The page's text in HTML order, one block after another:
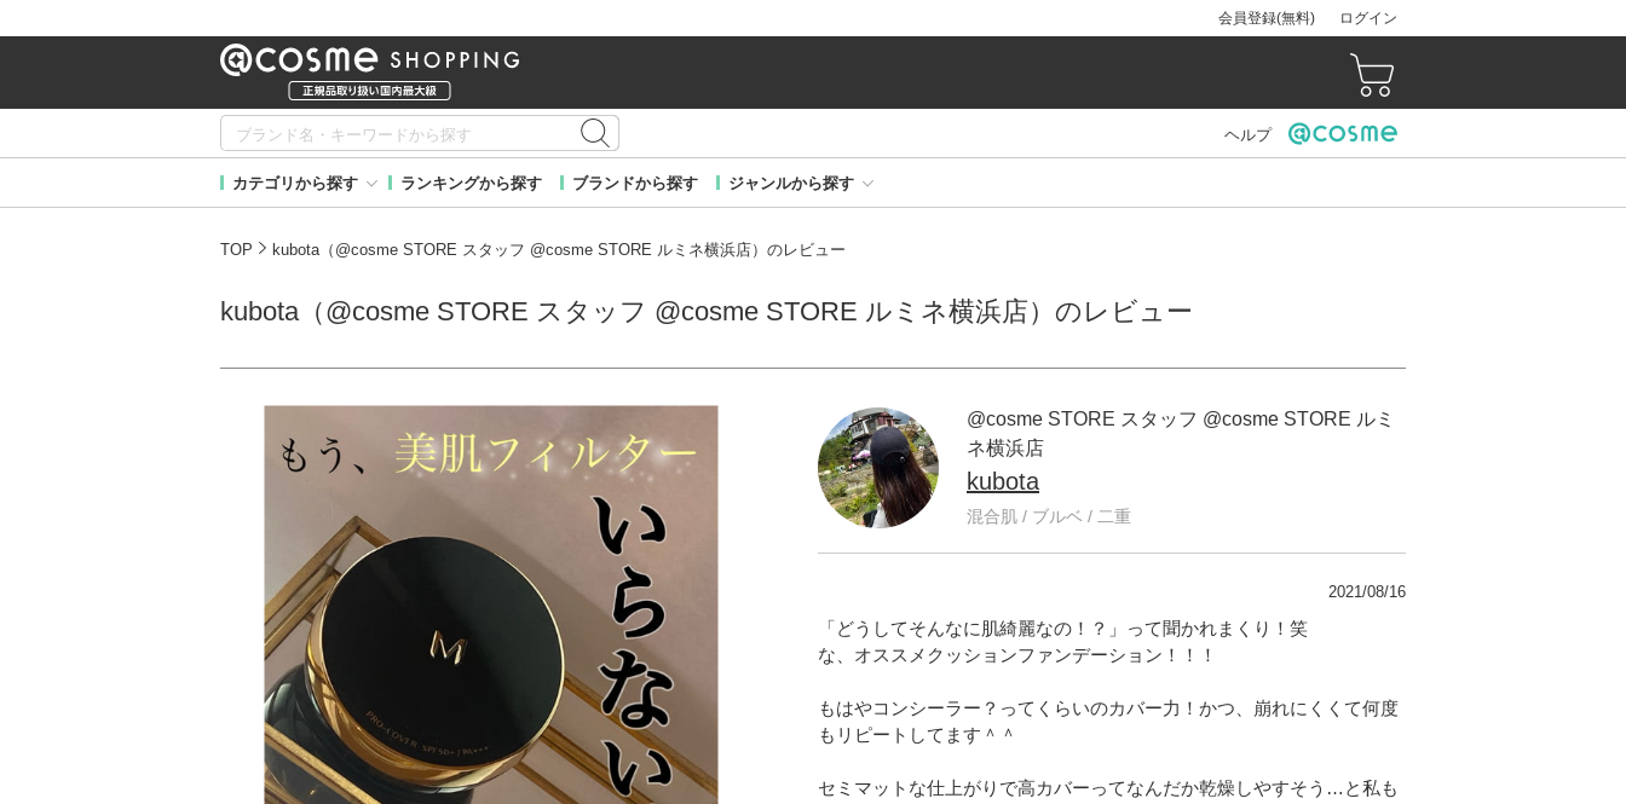
会員登録(無料) ログイン
ヘルプ
カテゴリから探す ランキングから探す ブランドから探す ジャンルから探す
TOP kubota（@cosme STORE スタッフ @cosme STORE ルミネ横浜店）のレビュー
kubota（@cosme STORE スタッフ @cosme STORE ルミネ横浜店）のレビュー
@cosme STORE スタッフ @cosme STORE ルミ
ネ横浜店
kubota
混合肌 / ブルベ / 二重
2021/08/16
「どうしてそんなに肌綺麗なの！？」って聞かれまくり！笑
な、オススメクッションファンデーション！！！
もはやコンシーラー？ってくらいのカバー力！かつ、崩れにくくて何度
もリピートしてます＾＾
セミマットな仕上がりで高カバーってなんだか乾燥しやすそう…と私も